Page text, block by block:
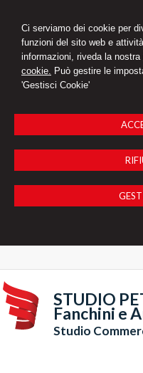
Ci serviamo dei cookie per
funzioni del sito web e
informazioni, riveda la nostra
cookie. Può gestire le
'Gestisci Cookie'
STUDIO
Fanchini e
Studio